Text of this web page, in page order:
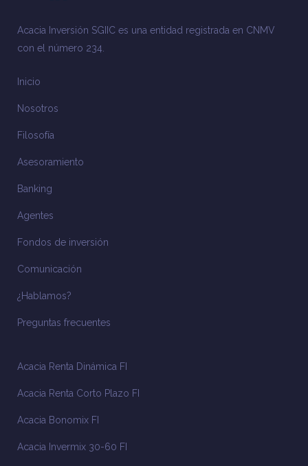
Acacia Inversión SGIIC es una entidad registrada en CNMV
con el número 234.
Inicio
Nosotros
Filosofía
Asesoramiento
Banking
Agentes
Fondos de inversión
Comunicación
¿Hablamos?
Preguntas frecuentes
Acacia Renta Dinámica FI
Acacia Renta Corto Plazo FI
Acacia Bonomix FI
Acacia Invermix 30-60 FI